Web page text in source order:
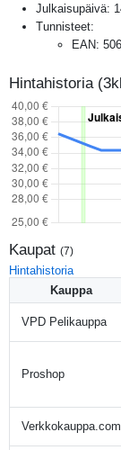
Julkaisupäivä:
Tunnisteet:
EAN:
Hintahistoria
Kaupat (7)
Hintahistoria
Kauppa
VPD Pelikauppa
Proshop
Verkkokauppa.com